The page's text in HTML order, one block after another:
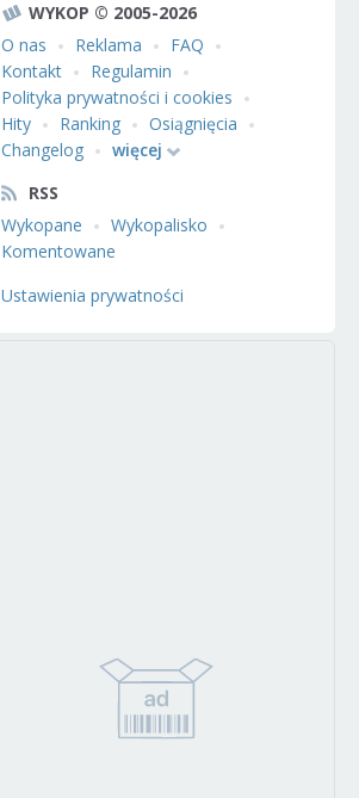
WYKOP © 2005-2026
O nas
Reklama
FAQ
Kontakt
Regulamin
Polityka prywatności i cookies
Hity
Ranking
Osiągnięcia
Changelog
więcej
RSS
Wykopane
Wykopalisko
Komentowane
Ustawienia prywatności